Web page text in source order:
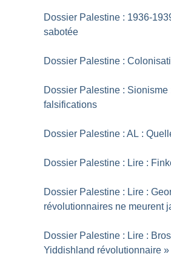
Dossier Palestine : 1936-
sabotée
Dossier Palestine :
Dossier Palestine : Sionisme
falsifications
Dossier Palestine : AL :
Dossier Palestine : Lire :
Dossier Palestine : Lire :
révolutionnaires ne meurent
Dossier Palestine : Lire :
Yiddishland révolutionnaire »